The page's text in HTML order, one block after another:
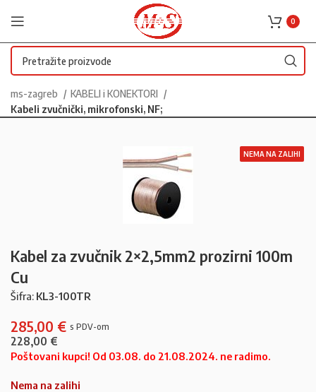
0
ms-zagreb
KABELI i KONEKTORI
Kabeli zvučnički, mikrofonski, NF;
NEMA NA ZALIHI
Kabel za zvučnik 2×2,5mm2 prozirni 100m
Cu
Šifra: KL3-100TR
285,00 €
228,00 €
Poštovani kupci! Od 03.08. do 21.08.2024. ne radimo.
Nema na zalihi